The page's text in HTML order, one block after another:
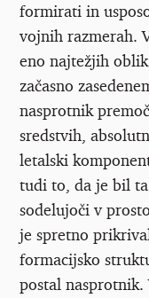
formirati in
vojnih razmerah.
eno najtežjih
začasno
nasprotnik
sredstvih,
letalski
tudi to, da je bil ta
sodelujoči v
je spretno
formacijsko
postal